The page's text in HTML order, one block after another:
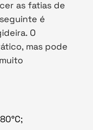
as fatias de
é
O
mas pode